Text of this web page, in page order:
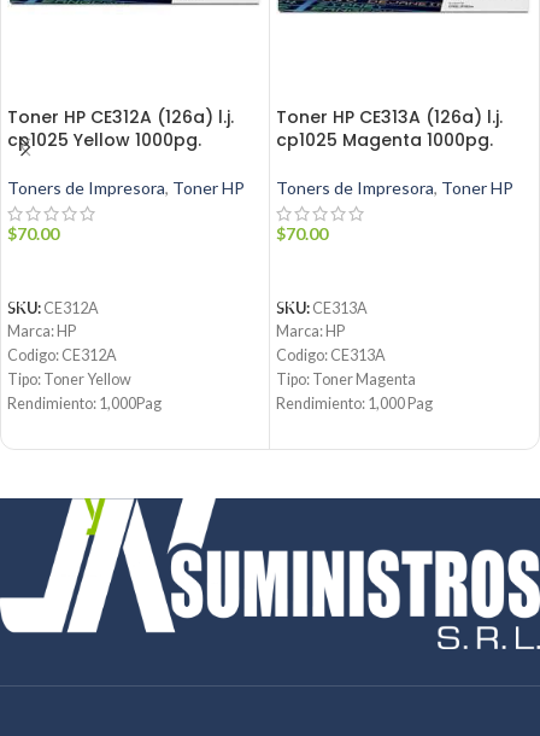
Toner HP CE312A (126a) l.j.
cp1025 Yellow 1000pg.
Toners de Impresora, Toner HP
$70.00
SKU: CE312A
Marca: HP
Codigo: CE312A
Tipo: Toner Yellow
Rendimiento: 1,000Pag
Producto: Original
Email:ventas@jynsuministros.com
WhatsApp: 51 991 864 930
Toner HP CE313A (126a) l.j.
cp1025 Magenta 1000pg.
Toners de Impresora, Toner HP
$70.00
SKU: CE313A
Marca: HP
Codigo: CE313A
Tipo: Toner Magenta
Rendimiento: 1,000 Pag
Producto: Original
📱WhatsApp: 51 991 864 930